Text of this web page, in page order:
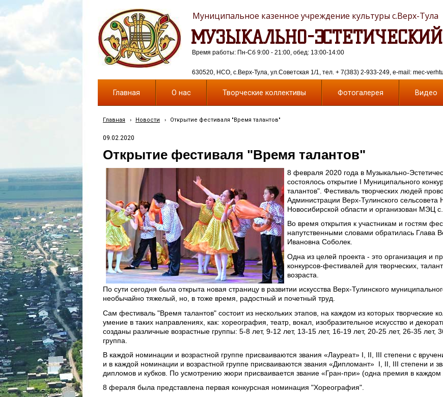
МУЗЫКАЛЬНО-
Муниципальное казенное учреждение культуры с.Верх-Тула
630520, НСО, с.Верх-Тула, ул.Советская 1/1, тел. + 7(383) 2-933-249, e-mail: mec-
Время работы: Пн-Сб 9:00 - 21:00, обед: 13:00-14:00
Главная О нас Творческие коллективы Фотогалерея Видео
Главная › Новости › Открытие фестиваля "Время талантов"
09.02.2020
Открытие фестиваля "Время талантов"
8 февраля 2020 года в Музыкально-
состоялось открытие I Муниципального
талантов". Фестиваль творческих людей
Администрации Верх-Тулинского сельсовета
Новосибирской области и организован МЭЦ
Во время открытия к участникам и гостям
напутственными словами обратилась Глава
Ивановна Соболек.
Одна из целей проекта - это организация и
конкурсов-фестивалей для творческих,
возраста.
По сути сегодня была открыта новая страницу в развитии искусства Верх-Тулинского
необычайно тяжелый, но, в тоже время, радостный и почетный труд.
Сам фестиваль "Время талантов" состоит из нескольких этапов, на каждом из которых творческие
умение в таких направлениях, как: хореография, театр, вокал, изобразительное искусство и
созданы различные возрастные группы: 5-8 лет, 9-12 лет, 13-15 лет, 16-19 лет, 20-25 лет, 26-35
группа.
В каждой номинации и возрастной группе присваиваются звания «Лауреат» I, II, III степени с
и в каждой номинации и возрастной группе присваиваются звания «Дипломант» I, II, III степени и
дипломов и кубков. По усмотрению жюри присваивается звание «Гран-при» (одна премия в каждом
8 фераля была представлена первая конкурсная номинация "Хореография".